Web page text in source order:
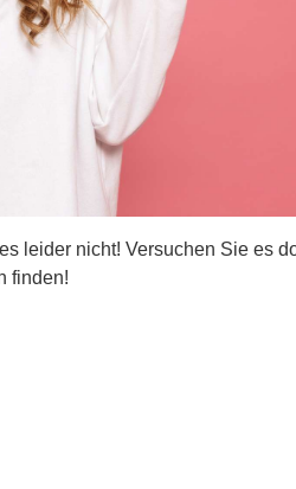
leider nicht! Versuchen Sie es
finden!